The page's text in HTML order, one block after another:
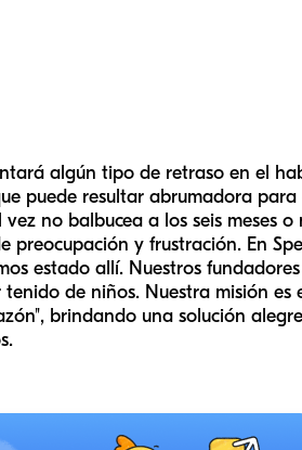
algún tipo de retraso en el
puede resultar abrumadora
no balbucea a los seis meses o
y frustración. En
estado allí. Nuestros
de niños. Nuestra misión es
brindando una solución